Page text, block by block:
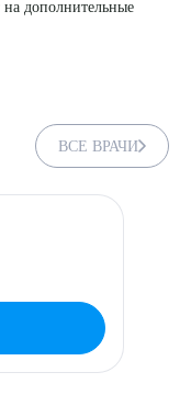
на дополнительные
ВСЕ ВРАЧИ
услугу